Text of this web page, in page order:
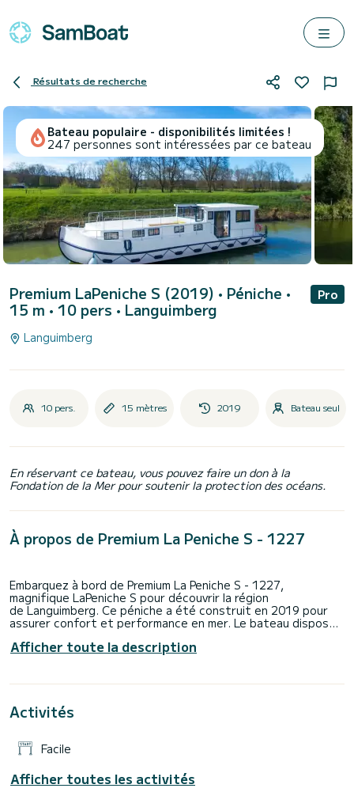
Résultats de recherche
Bateau populaire - disponibilités limitées !
247 personnes sont intéressées par ce bateau
Premium LaPeniche S (2019) • Péniche •
15 m • 10 pers • Languimberg
Pro
Languimberg
10 pers. 15 mètres 2019 Bateau seul
En réservant ce bateau, vous pouvez faire un don à la
Fondation de la Mer pour soutenir la protection des océans.
À propos de Premium La Peniche S - 1227
Embarquez à bord de Premium La Peniche S - 1227,
magnifique LaPeniche S pour découvrir la région
de Languimberg. Ce péniche a été construit en 2019 pour
assurer confort et performance en mer. Le bateau dispose
de 10 personnes. Avec une longueur totale de 15 mètres, il
vous avez des questions concernant le bateau ou les
la plateforme Samboat. Un conseiller SamBoat se chargera
Afficher toute la description
Activités
Facile
Afficher toutes les activités